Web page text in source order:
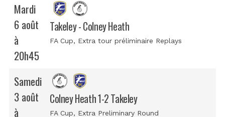
Mardi
6 août
à
20h45
Takeley - Colney Heath
FA Cup, Extra tour préliminaire Replays
Samedi
3 août
à
Colney Heath 1-2 Takeley
FA Cup, Extra Preliminary Round